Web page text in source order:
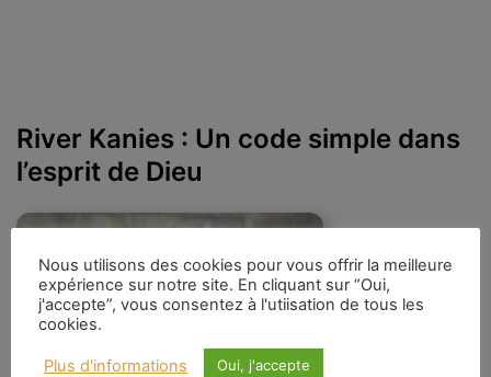
River Kanies : Un code simple dans
l’esprit de Dieu
Nous utilisons des cookies pour vous offrir la meilleure
expérience sur notre site. En cliquant sur “Oui,
j'accepte”, vous consentez à l'utiisation de tous les
cookies.
Plus d'informations Oui, j'accepte